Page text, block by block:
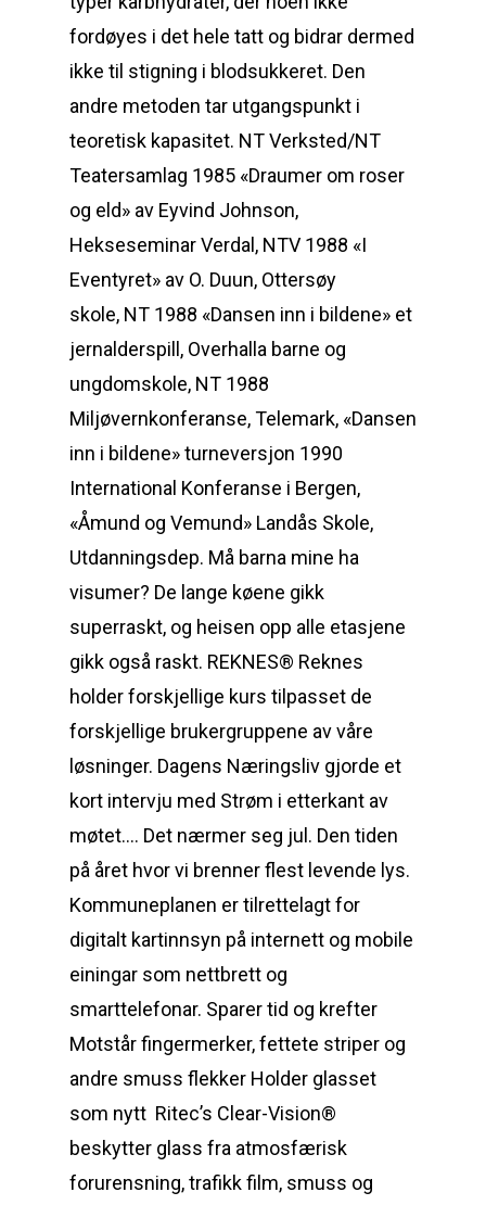
fordøyes i det hele tatt og bidrar dermed
ikke til stigning i blodsukkeret. Den
andre metoden tar utgangspunkt i
teoretisk kapasitet. NT Verksted/NT
Teatersamlag 1985 «Draumer om roser
og eld» av Eyvind Johnson,
Hekseseminar Verdal, NTV 1988 «I
Eventyret» av O. Duun, Ottersøy
skole, NT 1988 «Dansen inn i bildene» et
jernalderspill, Overhalla barne og
ungdomskole, NT 1988
Miljøvernkonferanse, Telemark, «Dansen
inn i bildene» turneversjon 1990
International Konferanse i Bergen,
«Åmund og Vemund» Landås Skole,
Utdanningsdep. Må barna mine ha
visumer? De lange køene gikk
superraskt, og heisen opp alle etasjene
gikk også raskt. REKNES® Reknes
holder forskjellige kurs tilpasset de
forskjellige brukergruppene av våre
løsninger. Dagens Næringsliv gjorde et
kort intervju med Strøm i etterkant av
møtet…. Det nærmer seg jul. Den tiden
på året hvor vi brenner flest levende lys.
Kommuneplanen er tilrettelagt for
digitalt kartinnsyn på internett og mobile
einingar som nettbrett og
smarttelefonar. Sparer tid og krefter
Motstår fingermerker, fettete striper og
andre smuss flekker Holder glasset
som nytt ​ Ritec’s Clear-Vision®
beskytter glass fra atmosfærisk
forurensning, trafikk film, smuss og